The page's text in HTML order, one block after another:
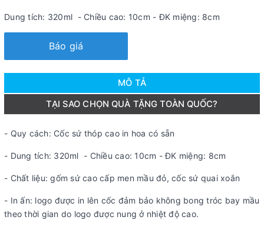
Dung tích: 320ml - Chiều cao: 10cm - ĐK miệng: 8cm
Báo giá
MÔ TẢ
TẠI SAO CHỌN QUÀ TẶNG TOÀN QUỐC?
- Quy cách: Cốc sứ thóp cao in hoa có sẵn
- Dung tích: 320ml - Chiều cao: 10cm - ĐK miệng: 8cm
- Chất liệu: gốm sứ cao cấp men mầu đỏ, cốc sứ quai xoắn
- In ấn: logo được in lên cốc đảm bảo không bong tróc bay mầu
theo thời gian do logo được nung ở nhiệt độ cao.